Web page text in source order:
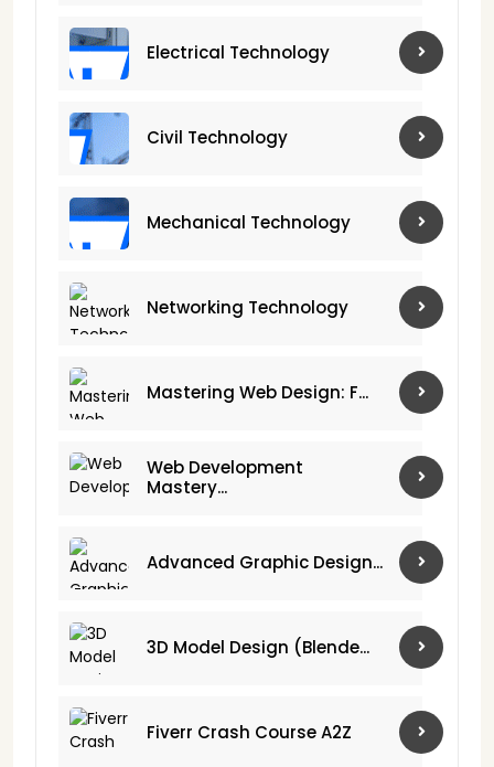
Electrical Technology
Civil Technology
Mechanical Technology
Networking Technology
Mastering Web Design: F...
Web Development
Mastery...
Advanced Graphic Design...
3D Model Design (Blende...
Fiverr Crash Course A2Z